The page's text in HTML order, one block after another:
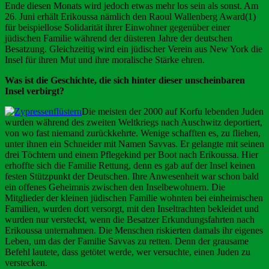
Ende diesen Monats wird jedoch etwas mehr los sein als sonst. Am
26. Juni erhält Erikoussa nämlich den Raoul Wallenberg Award(1)
für beispiellose Solidarität ihrer Einwohner gegenüber einer
jüdischen Familie während der düsteren Jahre der deutschen
Besatzung. Gleichzeitig wird ein jüdischer Verein aus New York die
Insel für ihren Mut und ihre moralische Stärke ehren.
Was ist die Geschichte, die sich hinter dieser unscheinbaren
Insel verbirgt?
Die meisten der 2000 auf Korfu lebenden Juden
wurden während des zweiten Weltkriegs nach Auschwitz deportiert,
von wo fast niemand zurückkehrte. Wenige schafften es, zu fliehen,
unter ihnen ein Schneider mit Namen Savvas. Er gelangte mit seinen
drei Töchtern und einem Pflegekind per Boot nach Erikoussa. Hier
erhoffte sich die Familie Rettung, denn es gab auf der Insel keinen
festen Stützpunkt der Deutschen. Ihre Anwesenheit war schon bald
ein offenes Geheimnis zwischen den Inselbewohnern. Die
Mitglieder der kleinen jüdischen Familie wohnten bei einheimischen
Familien, wurden dort versorgt, mit den Inseltrachten bekleidet und
wurden nur versteckt, wenn die Besatzer Erkundungsfahrten nach
Erikoussa unternahmen. Die Menschen riskierten damals ihr eigenes
Leben, um das der Familie Savvas zu retten. Denn der grausame
Befehl lautete, dass getötet werde, wer versuchte, einen Juden zu
verstecken.